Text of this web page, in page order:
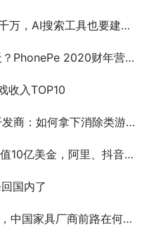
工具也要建立用户内容生态？
2020财年营业收入增长2倍
收入TOP10
：如何拿下消除类游戏市场
，阿里、抖音、米哈游均为股东
国内了
国家具厂商前路在何方？